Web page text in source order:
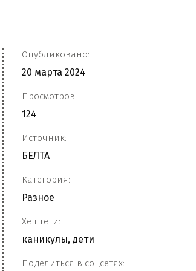
Опубликовано:
20 марта 2024
Просмотров:
124
Источник:
БЕЛТА
Категория:
Разное
Хештеги:
каникулы, дети
Поделиться в соцсетях: